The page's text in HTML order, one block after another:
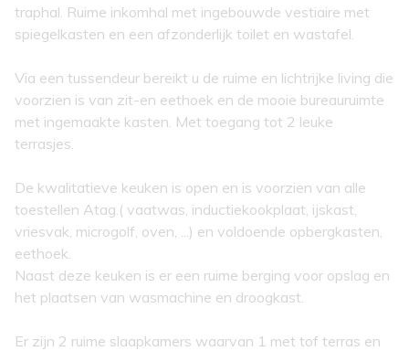
traphal. Ruime inkomhal met ingebouwde vestiaire met
spiegelkasten en een afzonderlijk toilet en wastafel.
Via een tussendeur bereikt u de ruime en lichtrijke living die
voorzien is van zit-en eethoek en de mooie bureauruimte
met ingemaakte kasten. Met toegang tot 2 leuke
terrasjes.
De kwalitatieve keuken is open en is voorzien van alle
toestellen Atag.( vaatwas, inductiekookplaat, ijskast,
vriesvak, microgolf, oven, ...) en voldoende opbergkasten,
eethoek.
Naast deze keuken is er een ruime berging voor opslag en
het plaatsen van wasmachine en droogkast.
Er zijn 2 ruime slaapkamers waarvan 1 met tof terras en